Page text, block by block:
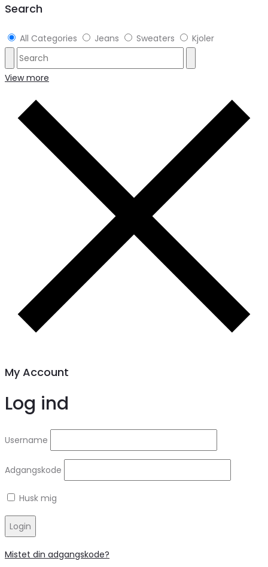
Search
All Categories Jeans Sweaters Kjoler
View more
My Account
Log ind
Username
Adgangskode
Husk mig
Login
Mistet din adgangskode?